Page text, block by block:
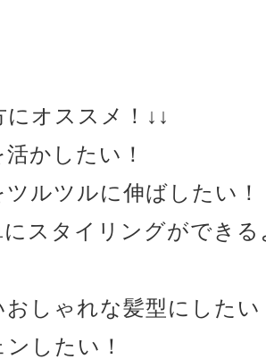
にオススメ！↓↓
活かしたい！
ツルツルに伸ばしたい！
にスタイリングができ
おしゃれな髪型にしたい
ンしたい！